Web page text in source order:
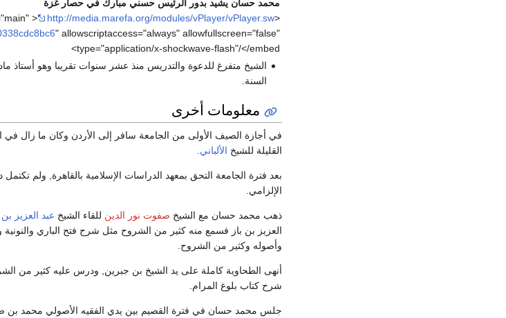
محمد حسان يشيد بدور الرئيس حسني مبارك في حصار غزة
<embed width="320" height="240" quality="high" bgcolor="#000000" name="main" id="main" >
http://media.marefa.org/modules/vPlayer/vPlayer.sw
" allowscriptaccess="always" allowfullscreen="false"
type="application/x-shockwave-flash"/</embed>
الشيخ متفرغ للدعوة والتدريس منذ عشر سنوات تقريبا وهو أستاذ
السنة.
معلومات أخرى
في أجازة الصيف الأولى من الجامعة سافر إلى الأردن وكان ما زال
القليلة للشيخ الألباني
بعد فترة الجامعة التحق بمعهد الدراسات الإسلامية بالقاهرة, ولم
الإلزامي.
ذهب محمد حسان مع الشيخ صفوت نور الدين للقاء الشيخ عبد العزيز بن
العزيز بن باز فسمع منه كثير من الشروح مثل شرح فتح الباري والنونية
وأصوله وكثير من الشروح.
أنهى الطحاوية كاملة على يد الشيخ بن جبرين, ودرس عليه كثير من
شرح كتاب بلوغ المرام.
جلس محمد حسان في فترة القصيم بين يدي الفقيه الأصولي محمد بن